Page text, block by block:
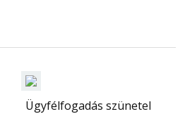
Ügyfélfogadás szünetel